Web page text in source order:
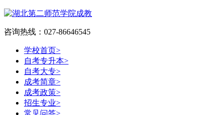
咨询热线：027-86646545
学校首页>
自考专升本>
自考大专>
成考简章>
成考政策>
招生专业>